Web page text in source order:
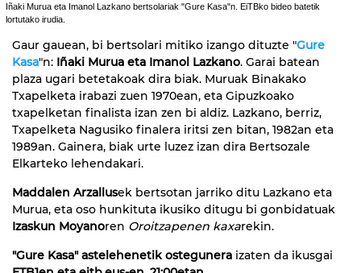
Iñaki Murua eta Imanol Lazkano bertsolariak "Gure Kasa"n. EiTBko bideo batetik
lortutako irudia.
Gaur gauean, bi bertsolari mitiko izango dituzte "Gure
Kasa"n: Iñaki Murua eta Imanol Lazkano. Garai batean
plaza ugari betetakoak dira biak. Muruak Binakako
Txapelketa irabazi zuen 1970ean, eta Gipuzkoako
txapelketan finalista izan zen bi aldiz. Lazkano, berriz,
Txapelketa Nagusiko finalera iritsi zen bitan, 1982an eta
1989an. Gainera, biak urte luzez izan dira Bertsozale
Elkarteko lehendakari.
Maddalen Arzallusek bertsotan jarriko ditu Lazkano eta
Murua, eta oso hunkituta ikusiko ditugu bi gonbidatuak
Izaskun Moyanoren Oroitzapenen kaxarekin.
"Gure Kasa" astelehenetik ostegunera izaten da ikusgai